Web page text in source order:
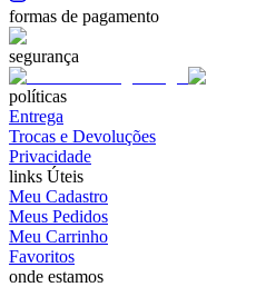
formas de pagamento
segurança
políticas
Entrega
Trocas e Devoluções
Privacidade
links Úteis
Meu Cadastro
Meus Pedidos
Meu Carrinho
Favoritos
onde estamos